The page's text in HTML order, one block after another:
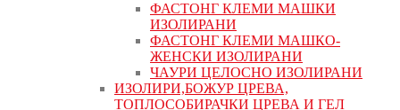
ФАСТОНГ КЛЕМИ МАШКИ
ИЗОЛИРАНИ
ФАСТОНГ КЛЕМИ МАШКO-
ЖЕНСКИ ИЗОЛИРАНИ
ЧАУРИ ЦЕЛОСНО ИЗОЛИРАНИ
ИЗОЛИРИ,БОЖУР ЦРЕВА,
ТОПЛОСОБИРАЧКИ ЦРЕВА И ГЕЛ